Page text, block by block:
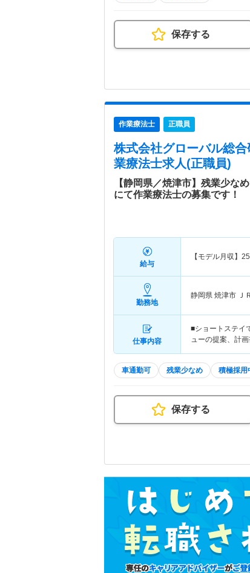
保存する
作業療法士 正職員
株式会社グローバル総
業療法士求人(正職員)
【静岡県／焼津市】残業少
にて作業療法士の募集です！
給与
【モデル月収】
勤務地
静岡県 焼津市 Ｊ
仕事内容
■ショートステイ
ューの提案、計
車通勤可 残業少なめ 積極採用
保存する